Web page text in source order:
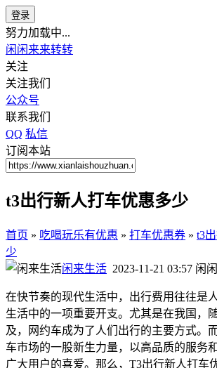
登录
努力加载中...
闲闲来来转转
关注
关注我们
公众号
联系我们
QQ 私信
订阅本站
t3出行新人打车优惠多少
首页 » 吃喝玩乐有优惠 » 打车优惠券 » t3
少
闲来生活 2023-11-21 03:57 闲
在快节奏的现代生活中，出行费用往往是
生活中的一项重要开支。尤其是在我国，
及，网约车成为了人们出行的主要方式。
车市场的一股新生力量，以高品质的服务
广大用户的喜爱。那么，T3出行新人打车